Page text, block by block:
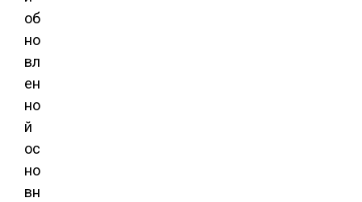
об
но
вл
ен
но
й
ос
но
вн